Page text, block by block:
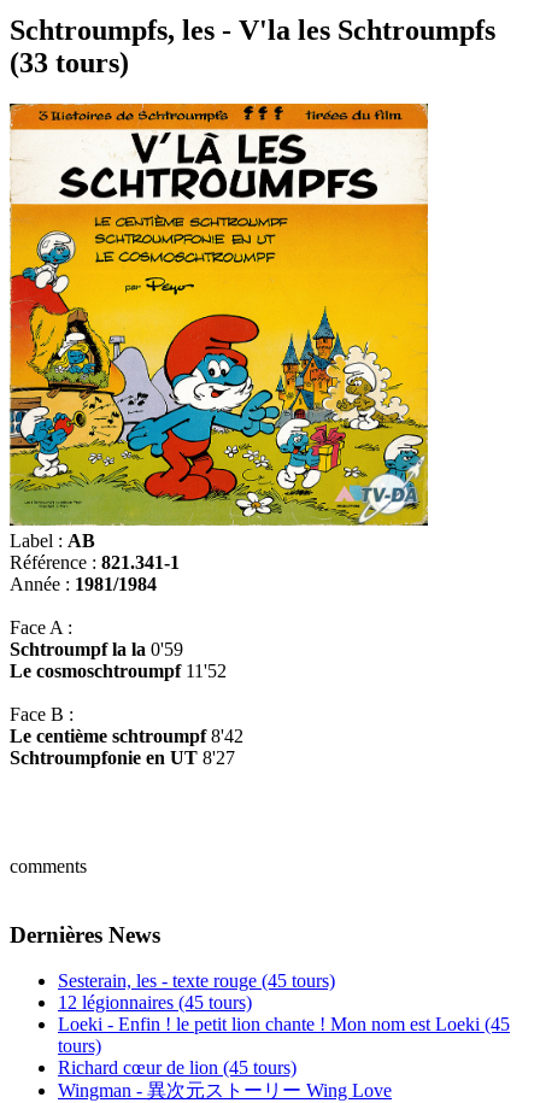
Schtroumpfs, les - V'la les Schtroumpfs
(33 tours)
Label : AB
Référence : 821.341-1
Année : 1981/1984
Face A :
Schtroumpf la la 0'59
Le cosmoschtroumpf11'52
Face B :
Le centième schtroumpf8'42
Schtroumpfonie en UT 8'27
comments
Dernières News
Sesterain, les - texte rouge (45 tours)
12 légionnaires (45 tours)
Loeki - Enfin ! le petit lion chante ! Mon nom est Loeki (45
tours)
Richard cœur de lion (45 tours)
Wingman - 異次元ストーリー Wing Love